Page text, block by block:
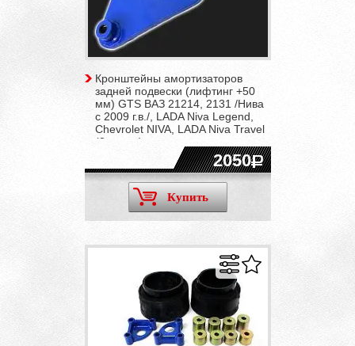
Кронштейны амортизаторов
задней подвески (лифтинг +50
мм) GTS ВАЗ 21214, 2131 /Нива
с 2009 г.в./, LADA Niva Legend,
Chevrolet NIVA, LADA Niva Travel
(2 штуки)
2050
Купить